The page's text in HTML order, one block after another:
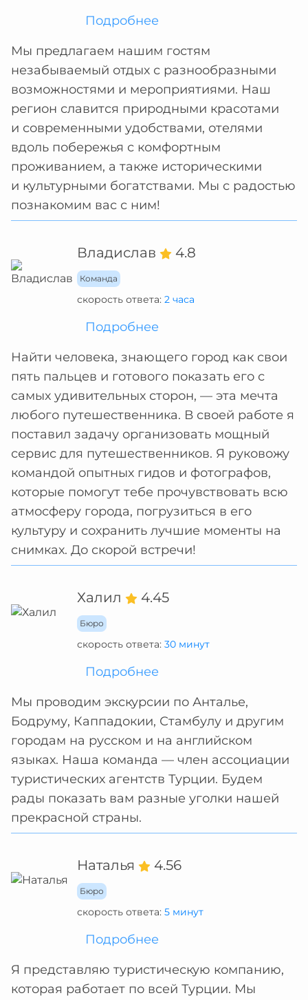
Подробнее
Мы предлагаем нашим гостям
незабываемый отдых с разнообразными
возможностями и мероприятиями. Наш
регион славится природными красотами
и современными удобствами, отелями
вдоль побережья с комфортным
проживанием, а также историческими
и культурными богатствами. Мы с радостью
познакомим вас с ним!
Владислав 4.8
Команда
скорость ответа: 2 часа
Подробнее
Найти человека, знающего город как свои
пять пальцев и готового показать его с
самых удивительных сторон, — эта мечта
любого путешественника. В своей работе я
поставил задачу организовать мощный
сервис для путешественников. Я руковожу
командой опытных гидов и фотографов,
которые помогут тебе прочувствовать всю
атмосферу города, погрузиться в его
культуру и сохранить лучшие моменты на
снимках. До скорой встречи!
Халил 4.45
Бюро
скорость ответа: 30 минут
Подробнее
Мы проводим экскурсии по Анталье,
Бодруму, Каппадокии, Стамбулу и другим
городам на русском и на английском
языках. Наша команда — член ассоциации
туристических агентств Турции. Будем
рады показать вам разные уголки нашей
прекрасной страны.
Наталья 4.56
Бюро
скорость ответа: 5 минут
Подробнее
Я представляю туристическую компанию,
которая работает по всей Турции. Мы